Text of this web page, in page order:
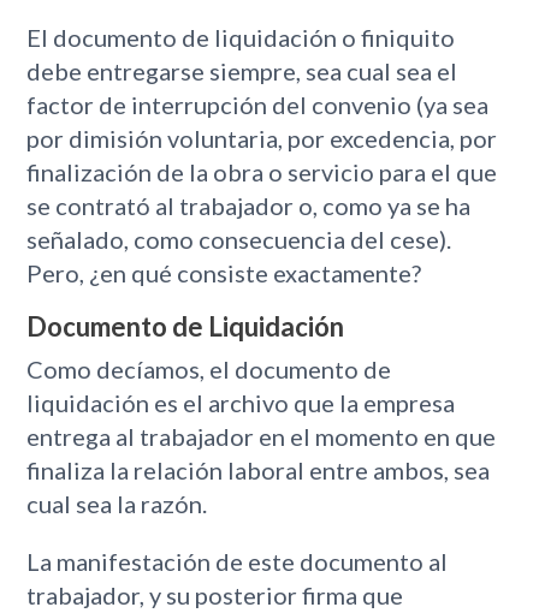
El documento de liquidación o finiquito
debe entregarse siempre, sea cual sea el
factor de interrupción del convenio (ya sea
por dimisión voluntaria, por excedencia, por
finalización de la obra o servicio para el que
se contrató al trabajador o, como ya se ha
señalado, como consecuencia del cese).
Pero, ¿en qué consiste exactamente?
Documento de Liquidación
Como decíamos, el documento de
liquidación es el archivo que la empresa
entrega al trabajador en el momento en que
finaliza la relación laboral entre ambos, sea
cual sea la razón.
La manifestación de este documento al
trabajador, y su posterior firma que